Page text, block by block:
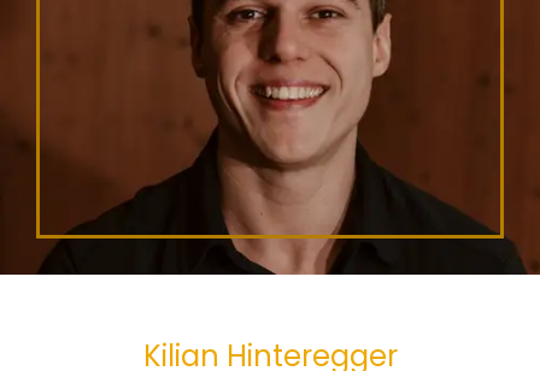
Kilian Hinteregger